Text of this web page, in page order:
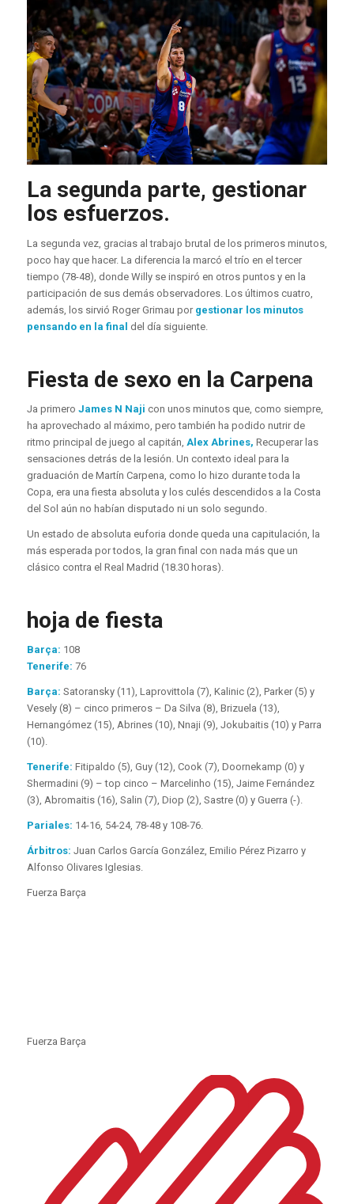
La segunda parte, gestionar
los esfuerzos.
La segunda vez, gracias al trabajo brutal de los primeros minutos,
poco hay que hacer. La diferencia la marcó el trío en el tercer
tiempo (78-48), donde Willy se inspiró en otros puntos y en la
participación de sus demás observadores. Los últimos cuatro,
además, los sirvió Roger Grimau por gestionar los minutos
pensando en la final del día siguiente.
Fiesta de sexo en la Carpena
Ja primero James N Naji con unos minutos que, como siempre,
ha aprovechado al máximo, pero también ha podido nutrir de
ritmo principal de juego al capitán, Alex Abrines, Recuperar las
sensaciones detrás de la lesión. Un contexto ideal para la
graduación de Martín Carpena, como lo hizo durante toda la
Copa, era una fiesta absoluta y los culés descendidos a la Costa
del Sol aún no habían disputado ni un solo segundo.
Un estado de absoluta euforia donde queda una capitulación, la
más esperada por todos, la gran final con nada más que un
clásico contra el Real Madrid (18.30 horas).
hoja de fiesta
Barça: 108
Tenerife: 76
Barça: Satoransky (11), Laprovittola (7), Kalinic (2), Parker (5) y
Vesely (8) – cinco primeros – Da Silva (8), Brizuela (13),
Hernangómez (15), Abrines (10), Nnaji (9), Jokubaitis (10) y Parra
(10).
Tenerife: Fitipaldo (5), Guy (12), Cook (7), Doornekamp (0) y
Shermadini (9) – top cinco – Marcelinho (15), Jaime Fernández
(3), Abromaitis (16), Salin (7), Diop (2), Sastre (0) y Guerra (-).
Pariales: 14-16, 54-24, 78-48 y 108-76.
Árbitros: Juan Carlos García González, Emilio Pérez Pizarro y
Alfonso Olivares Iglesias.
Fuerza Barça
Fuerza Barça